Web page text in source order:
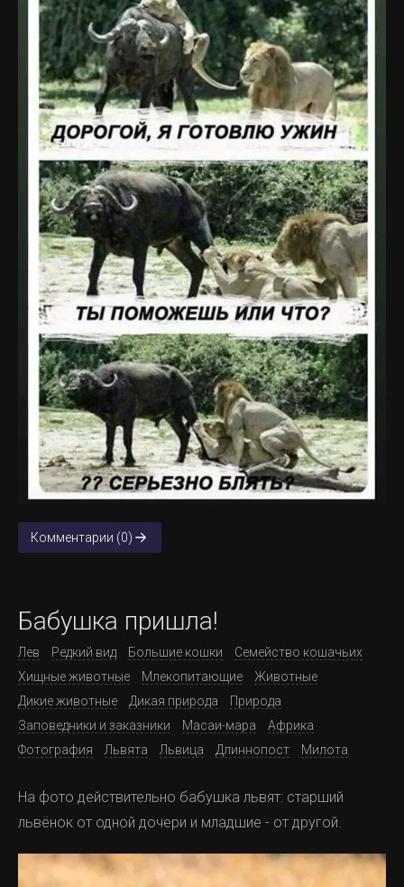
Комментарии (0)
Бабушка пришла!
Лев Редкий вид Большие кошки
Семейство кошачьих
Хищные животные
Млекопитающие
Животные
Дикие животные
Дикая природа
Природа
Заповедники и заказники
Масаи-мара
Африка
Фотография
Львята Львица Длиннопост Милота
На фото действительно бабушка львят: старший
львёнок от одной дочери и младшие - от другой.